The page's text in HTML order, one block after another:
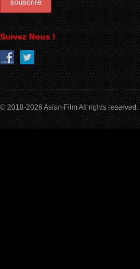
Suivez Nous !
© 2018-2026 Asian Film All rights reserved.